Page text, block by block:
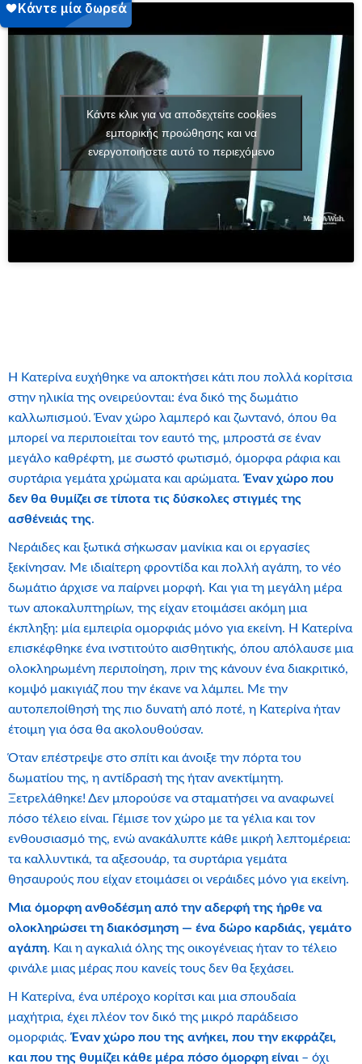
Κάντε κλικ για να αποδεχτείτε cookies
εμπορικής προώθησης και να
ενεργοποιήσετε αυτό το περιεχόμενο
Η Κατερίνα ευχήθηκε να αποκτήσει κάτι που πολλά κορίτσια
στην ηλικία της ονειρεύονται: ένα δικό της δωμάτιο
καλλωπισμού. Έναν χώρο λαμπερό και ζωντανό, όπου θα
μπορεί να περιποιείται τον εαυτό της, μπροστά σε έναν
μεγάλο καθρέφτη, με σωστό φωτισμό, όμορφα ράφια και
συρτάρια γεμάτα χρώματα και αρώματα. Έναν χώρο που
δεν θα θυμίζει σε τίποτα τις δύσκολες στιγμές της
ασθένειάς της.
Νεράιδες και ξωτικά σήκωσαν μανίκια και οι εργασίες
ξεκίνησαν. Με ιδιαίτερη φροντίδα και πολλή αγάπη, το νέο
δωμάτιο άρχισε να παίρνει μορφή. Και για τη μεγάλη μέρα
των αποκαλυπτηρίων, της είχαν ετοιμάσει ακόμη μια
έκπληξη: μία εμπειρία ομορφιάς μόνο για εκείνη. Η Κατερίνα
επισκέφθηκε ένα ινστιτούτο αισθητικής, όπου απόλαυσε μια
ολοκληρωμένη περιποίηση, πριν της κάνουν ένα διακριτικό,
κομψό μακιγιάζ που την έκανε να λάμπει. Με την
αυτοπεποίθησή της πιο δυνατή από ποτέ, η Κατερίνα ήταν
έτοιμη για όσα θα ακολουθούσαν.
Όταν επέστρεψε στο σπίτι και άνοιξε την πόρτα του
δωματίου της, η αντίδρασή της ήταν ανεκτίμητη.
Ξετρελάθηκε! Δεν μπορούσε να σταματήσει να αναφωνεί
πόσο τέλειο είναι. Γέμισε τον χώρο με τα γέλια και τον
ενθουσιασμό της, ενώ ανακάλυπτε κάθε μικρή λεπτομέρεια:
τα καλλυντικά, τα αξεσουάρ, τα συρτάρια γεμάτα
θησαυρούς που είχαν ετοιμάσει οι νεράιδες μόνο για εκείνη.
Μια όμορφη ανθοδέσμη από την αδερφή της ήρθε να
ολοκληρώσει τη διακόσμηση — ένα δώρο καρδιάς, γεμάτο
αγάπη. Και η αγκαλιά όλης της οικογένειας ήταν το τέλειο
φινάλε μιας μέρας που κανείς τους δεν θα ξεχάσει.
Η Κατερίνα, ένα υπέροχο κορίτσι και μια σπουδαία
μαχήτρια, έχει πλέον τον δικό της μικρό παράδεισο
ομορφιάς. Έναν χώρο που της ανήκει, που την εκφράζει,
και που της θυμίζει κάθε μέρα πόσο όμορφη είναι – όχι